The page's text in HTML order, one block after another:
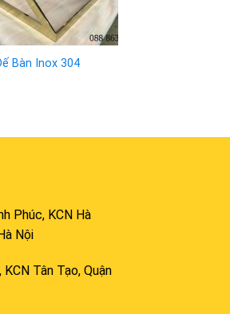
Bàn Inox 304
Phúc, KCN Hà
Nội
Tân Tạo, Quận